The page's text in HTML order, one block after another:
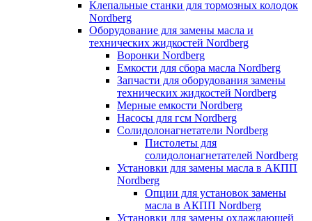
Клепальные станки для тормозных колодок
Nordberg
Оборудование для замены масла и
технических жидкостей Nordberg
Воронки Nordberg
Емкости для сбора масла Nordberg
Запчасти для оборудования замены
технических жидкостей Nordberg
Мерные емкости Nordberg
Насосы для гсм Nordberg
Солидолонагнетатели Nordberg
Пистолеты для
солидолонагнетателей Nordberg
Установки для замены масла в АКПП
Nordberg
Опции для установок замены
масла в АКПП Nordberg
Установки для замены охлаждающей